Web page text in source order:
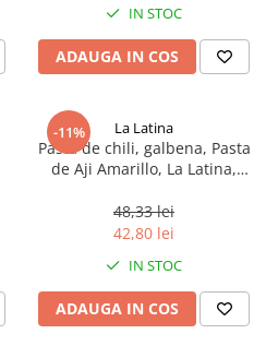
IN STOC
ADAUGA IN COS
-11% La Latina
Pasta de chili, galbena, Pasta
de Aji Amarillo, La Latina,
48,33 lei
42,80 lei
IN STOC
ADAUGA IN COS